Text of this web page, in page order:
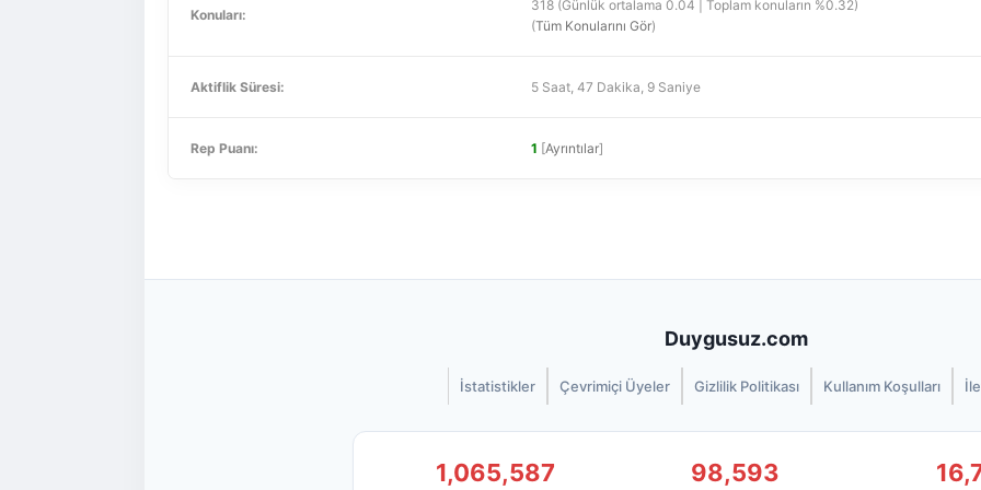
Konuları:
318 (Günlük ortalama 0.04 | Toplam konuların %0.32)
(Tüm Konularını Gör)
Aktiflik Süresi: 5 Saat, 47 Dakika, 9 Saniye
Rep Puanı: 1 [Ayrıntılar]
Duygusuz.com
İstatistikler Çevrimiçi Üyeler Gizlilik Politikası Kullanım Koşulları
1,065,587 98,593